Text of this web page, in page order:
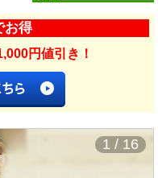
お得
円値引き！
1 / 16